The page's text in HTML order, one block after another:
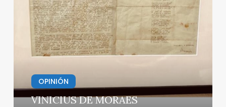
MORAES
OPINIÓN
VINICIUS DE MORAES